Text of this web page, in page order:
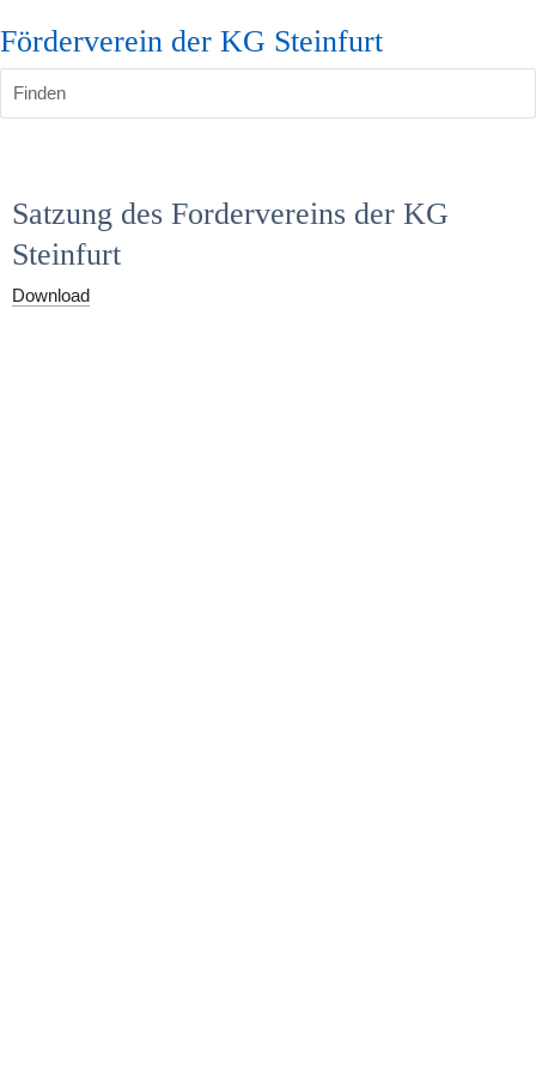
Förderverein der KG Steinfurt
Finden
Satzung des Fordervereins der KG
Steinfurt
Download